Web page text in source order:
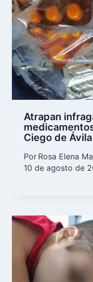
Atrapan
Ciego de Ávila
Por Rosa Elena
10 de agosto de